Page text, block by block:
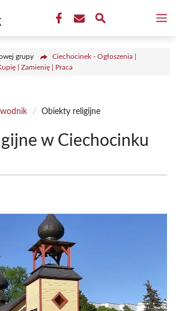
grupy
Ciechocinek - Ogłoszenia |
| Zamienię | Praca
/ Obiekty religijne
w Ciechocinku